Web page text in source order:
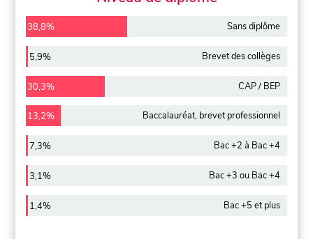
38,8% Sans diplôme
5,9% Brevet des collèges
30,3% CAP / BEP
13,2% Baccalauréat, brevet professionnel
7,3% Bac +2 à Bac +4
3,1% Bac +3 ou Bac +4
1,4% Bac +5 et plus